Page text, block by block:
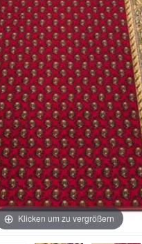
Klicken um zu vergrößern